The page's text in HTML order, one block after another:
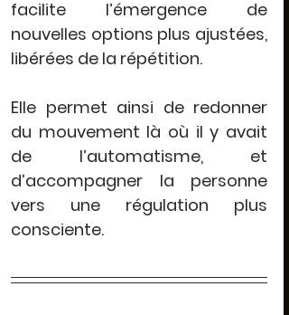
nouvelles options plus ajustées,
libérées de la répétition.
Elle permet ainsi de redonner
du mouvement là où il y avait
de l’automatisme, et
d’accompagner la personne
vers une régulation plus
consciente.